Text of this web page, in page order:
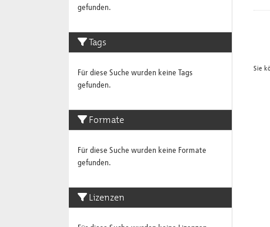
gefunden.
Tags
Für diese Suche wurden keine Tags
gefunden.
Formate
Für diese Suche wurden keine Formate
gefunden.
Lizenzen
Sie